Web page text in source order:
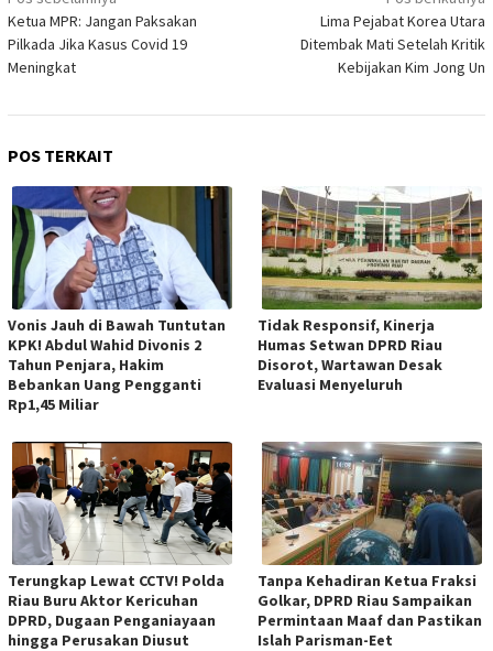
pos
Ketua MPR: Jangan Paksakan
Pilkada Jika Kasus Covid 19
Meningkat
Lima Pejabat Korea Utara
Ditembak Mati Setelah Kritik
Kebijakan Kim Jong Un
POS TERKAIT
Vonis Jauh di Bawah Tuntutan
KPK! Abdul Wahid Divonis 2
Tahun Penjara, Hakim
Bebankan Uang Pengganti
Rp1,45 Miliar
Tidak Responsif, Kinerja
Humas Setwan DPRD Riau
Disorot, Wartawan Desak
Evaluasi Menyeluruh
Terungkap Lewat CCTV! Polda
Riau Buru Aktor Kericuhan
DPRD, Dugaan Penganiayaan
hingga Perusakan Diusut
Tanpa Kehadiran Ketua Fraksi
Golkar, DPRD Riau Sampaikan
Permintaan Maaf dan Pastikan
Islah Parisman-Eet